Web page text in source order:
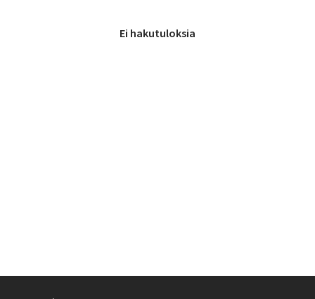
Ei hakutuloksia